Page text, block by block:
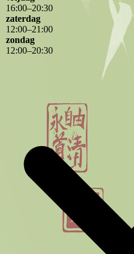
16:00–20:30
zaterdag
12:00–21 :00
zondag
12:00–20:30